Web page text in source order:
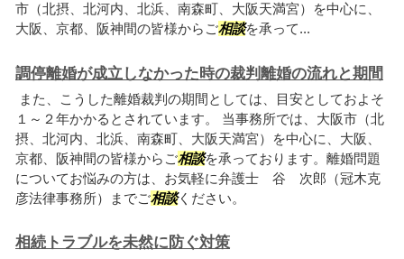
市（北摂、北河内、北浜、南森町、大阪天満宮）を中心に、
大阪、京都、阪神間の皆様からご相談を承って...
調停離婚が成立しなかった時の裁判離婚の流れと期間
また、こうした離婚裁判の期間としては、目安としておよそ
１～２年かかるとされています。 当事務所では、大阪市（北
摂、北河内、北浜、南森町、大阪天満宮）を中心に、大阪、
京都、阪神間の皆様からご相談を承っております。離婚問題
についてお悩みの方は、お気軽に弁護士 谷 次郎（冠木克
彦法律事務所）までご相談ください。
相続トラブルを未然に防ぐ対策